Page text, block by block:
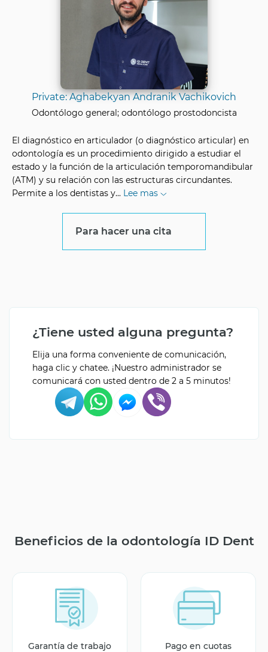
Private: Aghabekyan Andranik Vachikovich
Odontólogo general; odontólogo prostodoncista
El diagnóstico en articulador (o diagnóstico articular) en
odontología es un procedimiento dirigido a estudiar el
estado y la función de la articulación temporomandibular
(ATM) y su relación con las estructuras circundantes.
Permite a los dentistas y... Lee mas
Para hacer una cita
¿Tiene usted alguna pregunta?
Elija una forma conveniente de comunicación,
haga clic y chatee. ¡Nuestro administrador se
comunicará con usted dentro de 2 a 5 minutos!
Beneficios de la odontología ID Dent
Garantía de trabajo Pago en cuotas